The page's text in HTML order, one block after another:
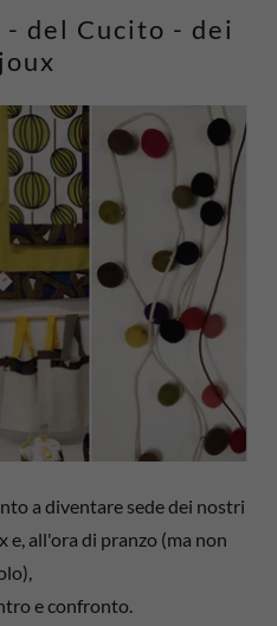
- del Cucito - dei
a diventare sede dei nostri
e, all'ora di pranzo (ma non
e confronto.